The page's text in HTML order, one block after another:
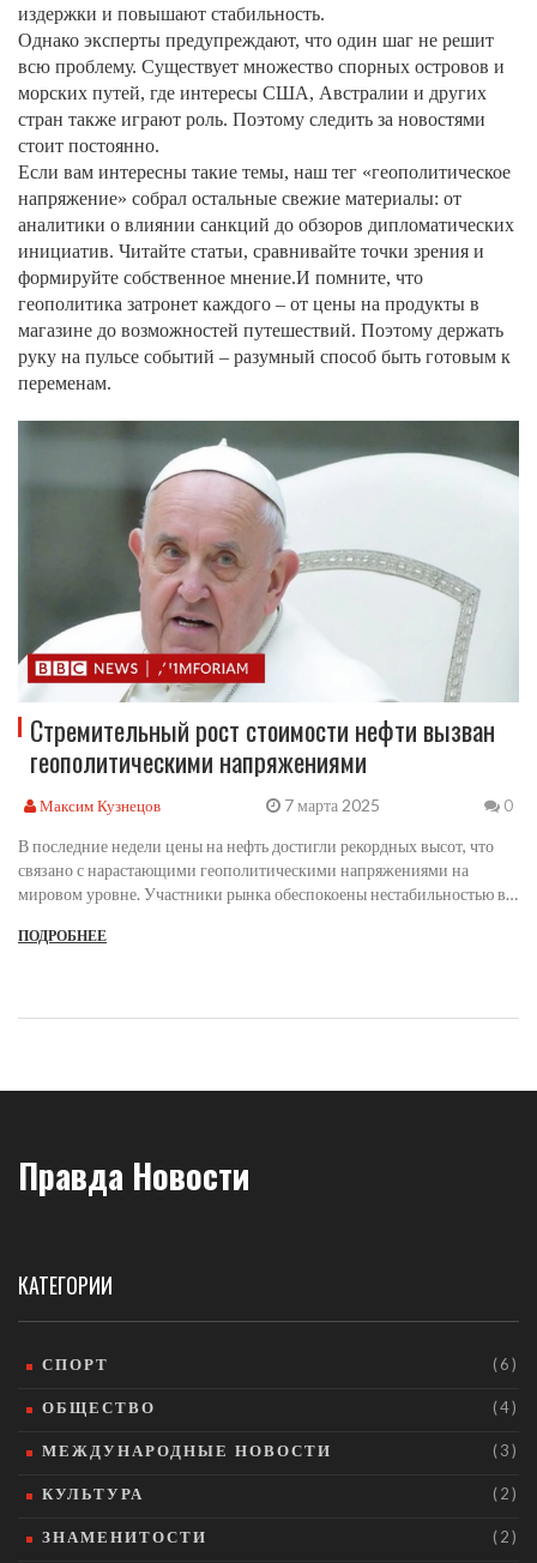
издержки и повышают стабильность.
Однако эксперты предупреждают, что один шаг не решит
всю проблему. Существует множество спорных островов и
морских путей, где интересы США, Австралии и других
стран также играют роль. Поэтому следить за новостями
стоит постоянно.
Если вам интересны такие темы, наш тег «геополитическое
напряжение» собрал остальные свежие материалы: от
аналитики о влиянии санкций до обзоров дипломатических
инициатив. Читайте статьи, сравнивайте точки зрения и
формируйте собственное мнение.И помните, что
геополитика затронет каждого – от цены на продукты в
магазине до возможностей путешествий. Поэтому держать
руку на пульсе событий – разумный способ быть готовым к
переменам.
Стремительный рост стоимости нефти вызван
геополитическими напряжениями
Максим Кузнецов 7 марта 2025 0
В последние недели цены на нефть достигли рекордных высот, что
связано с нарастающими геополитическими напряжениями на
мировом уровне. Участники рынка обеспокоены нестабильностью в
поставок. Этот фактор оказывает значительное влияние на мировую
ПОДРОБНЕЕ
Правда Новости
КАТЕГОРИИ
СПОРТ (6)
ОБЩЕСТВО (4)
МЕЖДУНАРОДНЫЕ НОВОСТИ (3)
КУЛЬТУРА (2)
ЗНАМЕНИТОСТИ (2)